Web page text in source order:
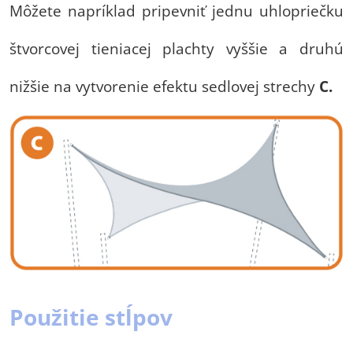
Môžete napríklad pripevniť jednu uhlopriečku
štvorcovej tieniacej plachty vyššie a druhú
nižšie na vytvorenie efektu sedlovej strechy C.
Použitie stĺpov